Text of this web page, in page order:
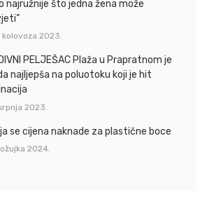
najružnije što jedna žena može
kolovoza 2023.
PELJEŠAC Plaža u Prapratnom je
najljepša na poluotoku koji je hit
2023.
se cijena naknade za plastične boce
ožujka 2024.